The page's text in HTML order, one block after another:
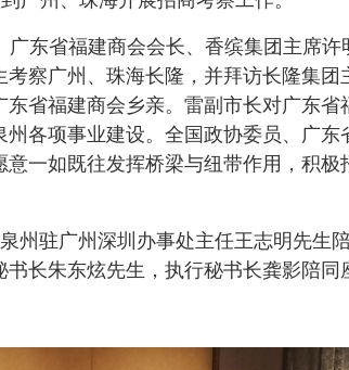
第二十五届中国国际投资贸易洽谈会
届，洪燕南连任会长
5
6 广东省
广东省福建商会会长、香缤集团主席
察广州、珠海长隆，并拜访长隆集团
省福建商会乡亲。雷副市长对广东省
各项事业建设。全国政协委员、广东
一如既往发挥桥梁与纽带作用，积极
州驻广州深圳办事处主任王志明先生陪
长朱东炫先生，执行秘书长龚影陪同